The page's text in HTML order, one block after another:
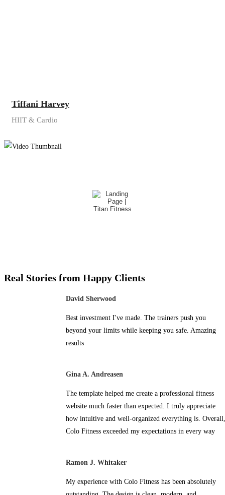
Tiffani Harvey
HIIT & Cardio
A Body Workout is a full-body fitness session combining cardio, strength, and
exercises to build strength, tone muscles, and boost overall endurance and energy.
Real Stories from Happy Clients
David Sherwood
Best investment I've made. The trainers push you
beyond your limits while keeping you safe. Amazing
results
Gina A. Andreasen
The template helped me create a professional fitness
website much faster than expected. I truly appreciate
how intuitive and well-organized everything is. Overall,
Colo Fitness exceeded my expectations in every way
Ramon J. Whitaker
My experience with Colo Fitness has been absolutely